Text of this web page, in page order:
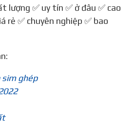
lượng ✅ uy tín ✅ ở đâu ✅ cao
rẻ ✅ chuyên nghiệp ✅ bao
sim ghép